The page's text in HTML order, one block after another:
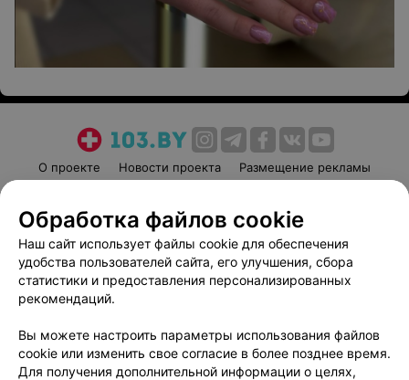
О проекте Новости проекта
Размещение рекламы
Пользовательское соглашение
Способы оплаты
Вакансии
Партнеры
Написать руководителю 103.by
Обработка персональных данных
Обработка файлов cookie
Наш сайт использует файлы cookie для обеспечения
удобства пользователей сайта, его улучшения, сбора
статистики и предоставления персонализированных
рекомендаций.
Вы можете настроить параметры использования файлов
cookie или изменить свое согласие в более позднее время.
Для получения дополнительной информации о целях,